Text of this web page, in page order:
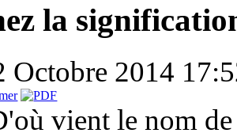
la
Octobre 2014
vient le nom